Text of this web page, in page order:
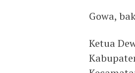
Gowa,
Ketua